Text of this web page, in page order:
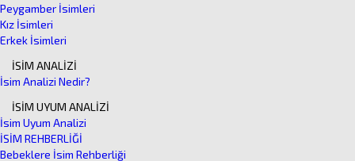
Peygamber İsimleri
Kız İsimleri
Erkek İsimleri
İSİM ANALİZİ
İsim Analizi Nedir?
İSİM UYUM ANALİZİ
İsim Uyum Analizi
İSİM REHBERLİĞİ
Bebeklere İsim Rehberliği